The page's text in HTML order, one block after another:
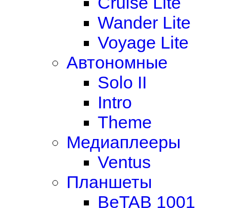
Wander Lite
Voyage Lite
Автономные
Solo II
Intro
Theme
Медиаплееры
Ventus
Планшеты
BeTAB 1001